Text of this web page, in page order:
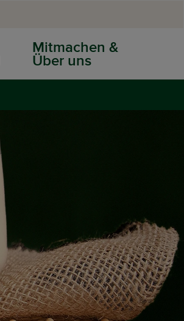
Mitmachen &
Über uns